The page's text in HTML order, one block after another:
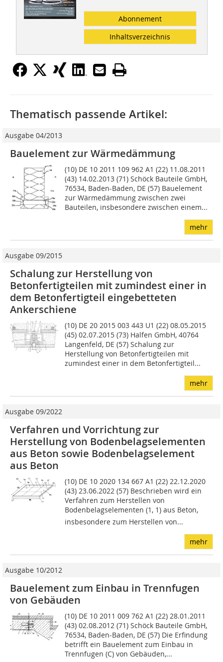
Abonnement
Inhaltsverzeichnis
Thematisch passende Artikel:
Ausgabe 04/2013
Bauelement zur Wärmedämmung
(10) DE 10 2011 109 962 A1 (22) 11.08.2011
(43) 14.02.2013 (71) Schöck Bauteile GmbH,
76534, Baden-Baden, DE (57) Bauelement
zur Wärmedämmung zwischen zwei
Bauteilen, insbesondere zwischen einem...
mehr
Ausgabe 09/2015
Schalung zur Herstellung von
Betonfertigteilen mit zumindest einer in
dem Betonfertigteil ­eingebetteten
Ankerschiene
(10) DE 20 2015 003 443 U1 (22) 08.05.2015
(45) 02.07.2015 (73) Halfen GmbH, 40764
Langenfeld, DE (57) Schalung zur
Herstellung von Betonfertigteilen mit
zumindest einer in dem Betonfertigteil...
mehr
Ausgabe 09/2022
Verfahren und Vorrichtung zur
Herstellung von Bodenbelagselementen
aus Beton sowie Bodenbelagselement
aus Beton
(10) DE 10 2020 134 667 A1 (22) 22.12.2020
(43) 23.06.2022 (57) Beschrieben wird ein
Verfahren zum Herstellen von
Bodenbelagselementen (1, 1) aus Beton,
insbesondere zum Herstellen von...
mehr
Ausgabe 10/2012
Bauelement zum Einbau in Trennfugen
von Gebäuden
(10) DE 10 2011 009 762 A1 (22) 28.01.2011
(43) 02.08.2012 (71) Schöck Bauteile GmbH,
76534, Baden-Baden, DE (57) Die Erfindung
betrifft ein Bauelement zum Einbau in
Trennfugen (C) von Gebäuden,...